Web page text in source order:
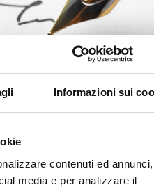
Informazioni sui
contenuti ed annunci,
media e per analizzare il
Pubblicata in data
al 01/07/2026 - 08:51